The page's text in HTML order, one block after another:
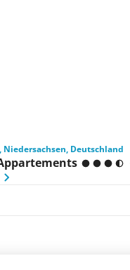
Niedersachsen, Deutschland